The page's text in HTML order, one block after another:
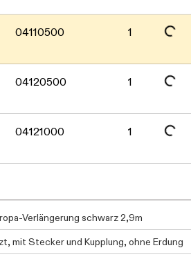
04110500 1
04120500 1
04121000 1
Daten werden geladen. Bitte warten...
Verlängerung schwarz 2,9m
mit Stecker und Kupplung, ohne Erdung